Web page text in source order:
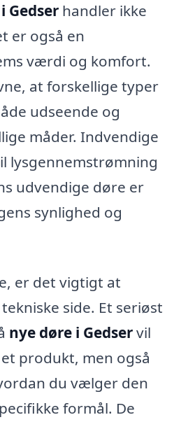
Gedser handler ikke
er også en
værdi og komfort.
at forskellige typer
udseende og
måder. Indvendige
lysgennemstrømning
udvendige døre er
synlighed og
er det vigtigt at
side. Et seriøst
nye døre i Gedservil
produkt, men også
du vælger den
formål. De